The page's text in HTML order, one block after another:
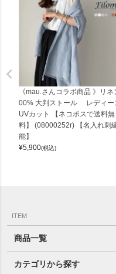
《mau.さんコラボ商品 》リネ
00% 大判ストール レディー
UVカット 【ネコポスで送料無
料】 (08000252r) 【名入れ刺
能】
¥5,900(税込)
ITEM
商品一覧
カテゴリから探す